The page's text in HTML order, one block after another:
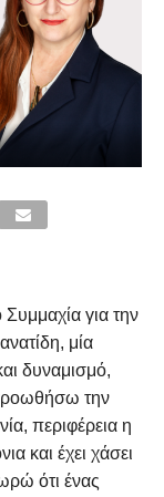
για την
μία
δυναμισμό,
την
περιφέρεια η
και έχει χάσει
ότι ένας